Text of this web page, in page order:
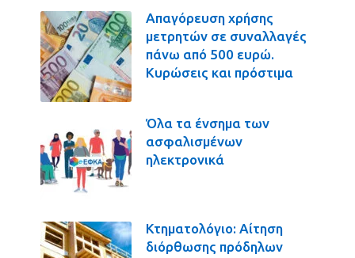
Απαγόρευση χρήσης
μετρητών σε συναλλαγές
πάνω από 500 ευρώ.
Κυρώσεις και πρόστιμα
Όλα τα ένσημα των
ασφαλισμένων
ηλεκτρονικά
Κτηματολόγιο: Αίτηση
διόρθωσης πρόδηλων